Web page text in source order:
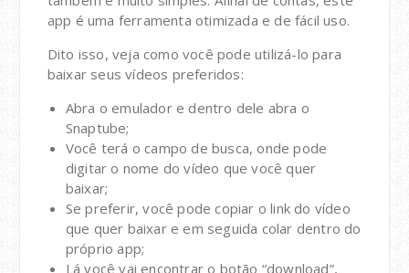
app é uma ferramenta otimizada e de fácil uso.
Dito isso, veja como você pode utilizá-lo para
baixar seus vídeos preferidos:
Abra o emulador e dentro dele abra o
Snaptube;
Você terá o campo de busca, onde pode
digitar o nome do vídeo que você quer
baixar;
Se preferir, você pode copiar o link do vídeo
que quer baixar e em seguida colar dentro do
próprio app;
Lá você vai encontrar o botão “download”,